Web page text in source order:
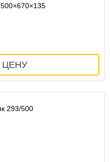
500×670×135